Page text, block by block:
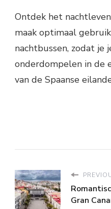
Ontdek het
maak optimaal
nachtbussen, zodat je
onderdompelen in de
van de Spaanse
Gran